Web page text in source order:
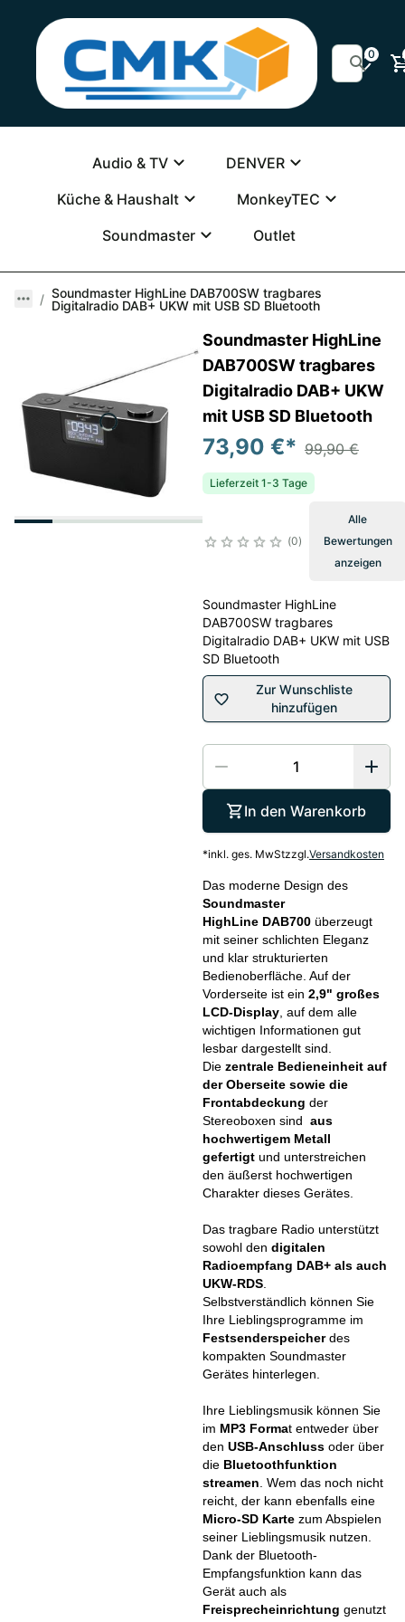
0
Audio & TV
DENVER
Küche & Haushalt
MonkeyTEC
Soundmaster
Outlet
Soundmaster HighLine DAB700SW tragbares
Digitalradio DAB+ UKW mit USB SD Bluetooth
Soundmaster HighLine
DAB700SW tragbares
Digitalradio DAB+ UKW
mit USB SD Bluetooth
73,90 €* 99,90 €
Lieferzeit 1-3 Tage
0
Alle
Bewertungen
anzeigen
Soundmaster HighLine
DAB700SW tragbares
Digitalradio DAB+ UKW mit USB
SD Bluetooth
Zur Wunschliste
hinzufügen
In den Warenkorb
*inkl. ges. MwStzzgl.Versandkosten
Das moderne Design des
Soundmaster
HighLine DAB700 überzeugt
mit seiner schlichten Eleganz
und klar strukturierten
Bedienoberfläche. Auf der
Vorderseite ist ein 2,9" großes
LCD-Display, auf dem alle
wichtigen Informationen gut
lesbar dargestellt sind.
Die zentrale Bedieneinheit auf
der Oberseite sowie die
Frontabdeckung der
Stereoboxen sind aus
hochwertigem Metall
gefertigt und unterstreichen
den äußerst hochwertigen
Charakter dieses Gerätes.
Das tragbare Radio unterstützt
sowohl den digitalen
Radioempfang DAB+ als auch
UKW-RDS.
Selbstverständlich können Sie
Ihre Lieblingsprogramme im
Festsenderspeicherdes
kompakten Soundmaster
Gerätes hinterlegen.
Ihre Lieblingsmusik können Sie
im MP3 Format entweder über
den USB-Anschlussoder über
die Bluetoothfunktion
streamen . Wem das noch nicht
reicht, der kann ebenfalls eine
Micro-SD Kartezum Abspielen
seiner Lieblingsmusik nutzen.
Dank der Bluetooth-
Empfangsfunktion kann das
Gerät auch als
Freisprecheinrichtung genutzt